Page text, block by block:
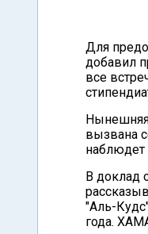
Для
добавил
все
Нынешняя
вызвана
наблюдет
В доклад
"Аль-
года.